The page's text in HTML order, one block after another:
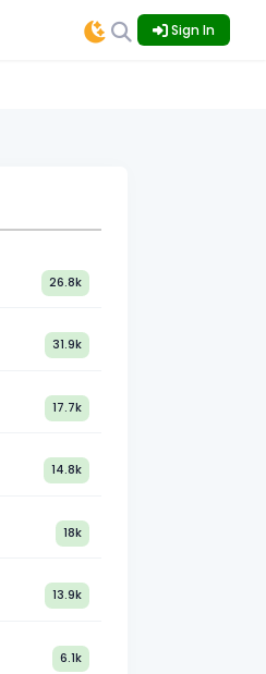
Sign In
26.8k
31.9k
17.7k
14.8k
18k
13.9k
6.1k